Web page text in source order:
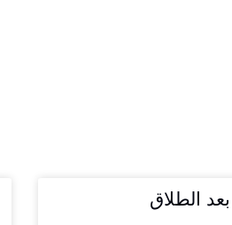
الطلاق